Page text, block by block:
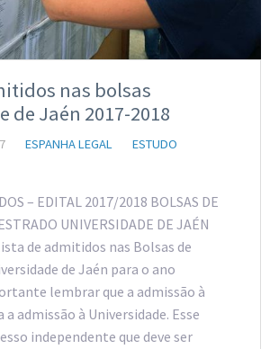
nas bolsas
de Jaén 2017-2018
ESPANHA LEGAL ESTUDO
– EDITAL 2017/2018 BOLSAS DE
UNIVERSIDADE DE JAÉN
de admitidos nas Bolsas de
de Jaén para o ano
lembrar que a admissão à
admissão à Universidade. Esse
independente que deve ser